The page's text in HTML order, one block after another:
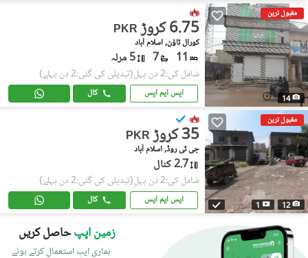
مقبول ترین
14
PKR 6.75 کروڑ
کورال ٹاؤن, اسلام آباد
11
7 5 مرلہ
شامل کی:2 دن پہل (تبدیلی کی گئی:2 دن پہلے)
ایس ایم ایس کال
مقبول ترین
12
1
PKR 35 کروڑ
جی ٹی روڈ, اسلام آباد
2.7 کنال
شامل کی:2 دن پہل (تبدیلی کی گئی:2 دن پہلے)
ایس ایم ایس کال
زمین اپپحاصل کریں
ہماری ایپ استعمال کرتے ہوئے